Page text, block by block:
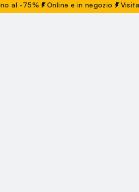
Online e in negozio Visita leFAQ